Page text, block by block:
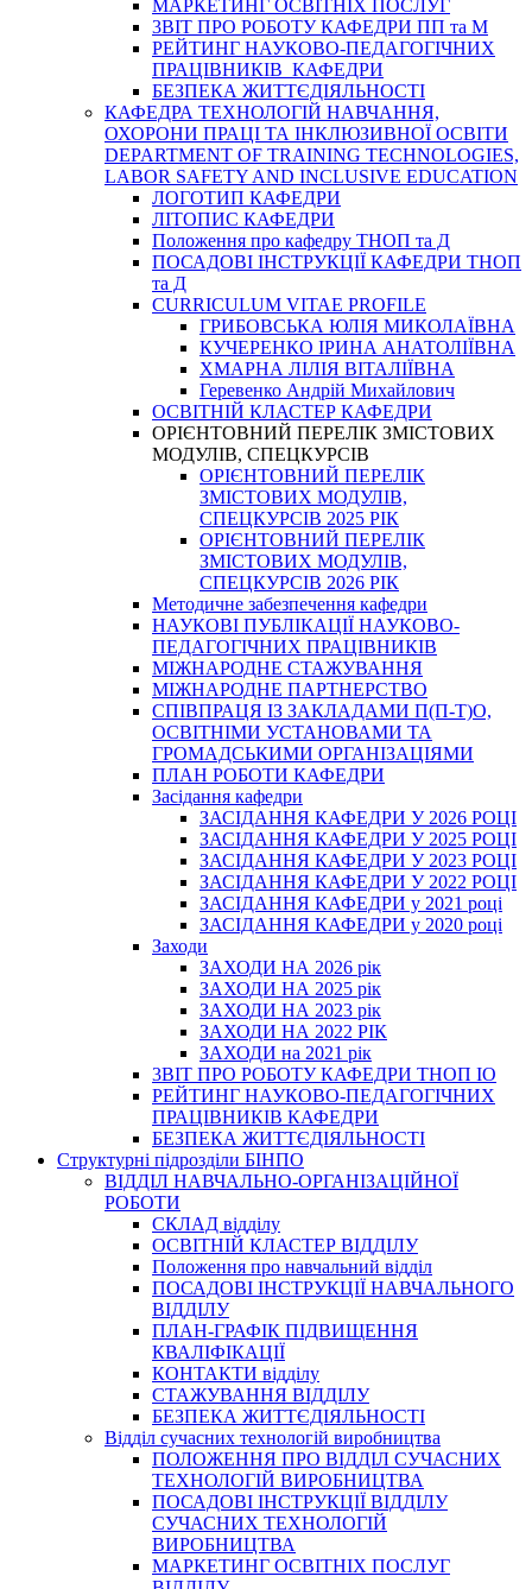
МАРКЕТИНГ ОСВІТНІХ ПОСЛУГ
3BIT ПРО РОБОТУ КАФЕДРИ ПП та М
РЕЙТИНГ НАУКОВО-ПЕДАГОГІЧНИХ
ПРАЦІВНИКІВ КАФЕДРИ
БЕЗПЕКА ЖИТТЄДІЯЛЬНОСТІ
КАФЕДРА ТЕХНОЛОГІЙ НАВЧАННЯ,
ОХОРОНИ ПРАЦІ ТА ІНКЛЮЗИВНОЇ ОСВІТИ
DEPARTMENT OF TRAINING TECHNOLOGIES,
LABOR SAFETY AND INCLUSIVE EDUCATION
ЛОГОТИП КАФЕДРИ
ЛІТОПИС КАФЕДРИ
Положення про кафедру ТНОП та Д
ПОСАДОВІ ІНСТРУКЦІЇ КАФЕДРИ ТНОП
та Д
CURRICULUM VITAE PROFILE
ГРИБОВСЬКА ЮЛІЯ МИКОЛАЇВНА
КУЧЕРЕНКО ІРИНА АНАТОЛІЇВНА
ХМАРНА ЛІЛІЯ ВІТАЛІЇВНА
Геревенко Андрій Михайлович
ОСВІТНІЙ КЛАСТЕР КАФЕДРИ
ОРІЄНТОВНИЙ ПЕРЕЛІК ЗМІСТОВИХ
МОДУЛІВ, СПЕЦКУРСІВ
ОРІЄНТОВНИЙ ПЕРЕЛІК
ЗМІСТОВИХ МОДУЛІВ,
СПЕЦКУРСІВ 2025 РІК
ОРІЄНТОВНИЙ ПЕРЕЛІК
ЗМІСТОВИХ МОДУЛІВ,
СПЕЦКУРСІВ 2026 РІК
Методичне забезпечення кафедри
НАУКОВІ ПУБЛІКАЦІЇ НАУКОВО-
ПЕДАГОГІЧНИХ ПРАЦІВНИКІВ
МІЖНАРОДНЕ СТАЖУВАННЯ
МІЖНАРОДНЕ ПАРТНЕРСТВО
СПІВПРАЦЯ ІЗ ЗАКЛАДАМИ П(П-Т)О,
ОСВІТНІМИ УСТАНОВАМИ ТА
ГРОМАДСЬКИМИ ОРГАНІЗАЦІЯМИ
ПЛАН РОБОТИ КАФЕДРИ
Засідання кафедри
ЗАСІДАННЯ КАФЕДРИ У 2026 РОЦІ
ЗАСІДАННЯ КАФЕДРИ У 2025 РОЦІ
ЗАСІДАННЯ КАФЕДРИ У 2023 РОЦІ
ЗАСІДАННЯ КАФЕДРИ У 2022 РОЦІ
ЗАСІДАННЯ КАФЕДРИ у 2021 році
ЗАСІДАННЯ КАФЕДРИ у 2020 році
Заходи
ЗАХОДИ НА 2026 рік
ЗАХОДИ НА 2025 рік
ЗАХОДИ НА 2023 рік
ЗАХОДИ НА 2022 РІК
ЗАХОДИ на 2021 рік
3BIT ПРО РОБОТУ КАФЕДРИ ТНОП ІО
РЕЙТИНГ НАУКОВО-ПЕДАГОГІЧНИХ
ПРАЦІВНИКІВ КАФЕДРИ
БЕЗПЕКА ЖИТТЄДІЯЛЬНОСТІ
Структурні підрозділи БІНПО
ВІДДІЛ НАВЧАЛЬНО-ОРГАНІЗАЦІЙНОЇ
РОБОТИ
СКЛАД відділу
ОСВІТНІЙ КЛАСТЕР ВІДДІЛУ
Положення про навчальний вiддiл
ПОСАДОВІ ІНСТРУКЦІЇ НАВЧАЛЬНОГО
ВІДДІЛУ
ПЛАН-ГРАФІК ПІДВИЩЕННЯ
КВАЛІФІКАЦІЇ
КОНТАКТИ відділу
СТАЖУВАННЯ ВІДДІЛУ
БЕЗПЕКА ЖИТТЄДІЯЛЬНОСТІ
Відділ сучасних технологій виробництва
ПОЛОЖЕННЯ ПРО ВІДДІЛ СУЧАСНИХ
ТЕХНОЛОГІЙ ВИРОБНИЦТВА
ПОСАДОВІ ІНСТРУКЦІЇ ВІДДІЛУ
СУЧАСНИХ ТЕХНОЛОГІЙ
ВИРОБНИЦТВА
МАРКЕТИНГ ОСВІТНІХ ПОСЛУГ